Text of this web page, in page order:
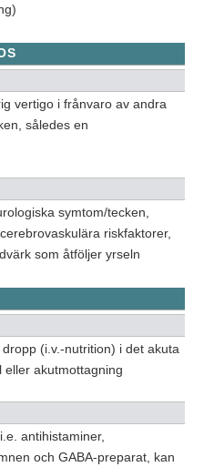
vertigo i frånvaro av andra
således en
symtom/tecken,
riskfaktorer,
som åtföljer yrseln
(i.v.-nutrition) i det akuta
eller akutmottagning
antihistaminer,
och GABA-preparat, kan